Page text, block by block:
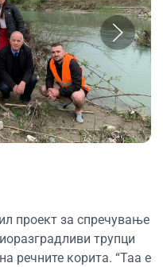
проект за спречување
трупци
речните корита. “Таа е